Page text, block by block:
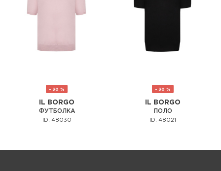
- 30 %
IL BORGO
ФУТБОЛКА
ID: 48030
- 30 %
IL BORGO
ПОЛО
ID: 48021